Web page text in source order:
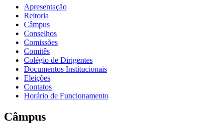
Apresentação
Reitoria
Câmpus
Conselhos
Comissões
Comitês
Colégio de Dirigentes
Documentos Institucionais
Eleições
Contatos
Horário de Funcionamento
Câmpus